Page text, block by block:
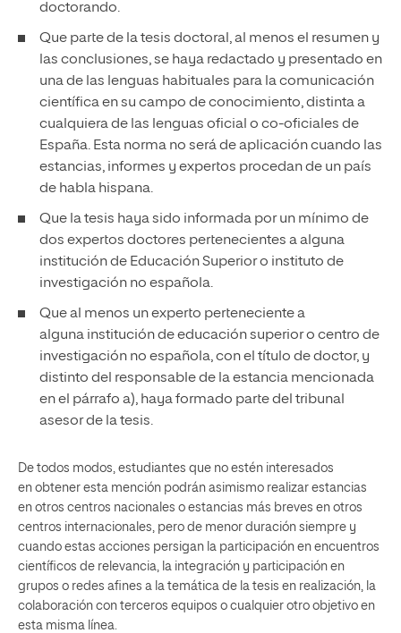
doctorando.
Que parte de la tesis doctoral, al menos el resumen y
las conclusiones, se haya redactado y presentado en
una de las lenguas habituales para la comunicación
científica en su campo de conocimiento, distinta a
cualquiera de las lenguas oficial o co-oficiales de
España. Esta norma no será de aplicación cuando las
estancias, informes y expertos procedan de un país
de habla hispana.
Que la tesis haya sido informada por un mínimo de
dos expertos doctores pertenecientes a alguna
institución de Educación Superior o instituto de
investigación no española.
Que al menos un experto perteneciente a
alguna institución de educación superior o centro de
investigación no española, con el título de doctor, y
distinto del responsable de la estancia mencionada
en el párrafo a), haya formado parte del tribunal
asesor de la tesis.
De todos modos, estudiantes que no estén interesados
en obtener esta mención podrán asimismo realizar estancias
en otros centros nacionales o estancias más breves en otros
centros internacionales, pero de menor duración siempre y
cuando estas acciones persigan la participación en encuentros
científicos de relevancia, la integración y participación en
grupos o redes afines a la temática de la tesis en realización, la
colaboración con terceros equipos o cualquier otro objetivo en
esta misma línea.